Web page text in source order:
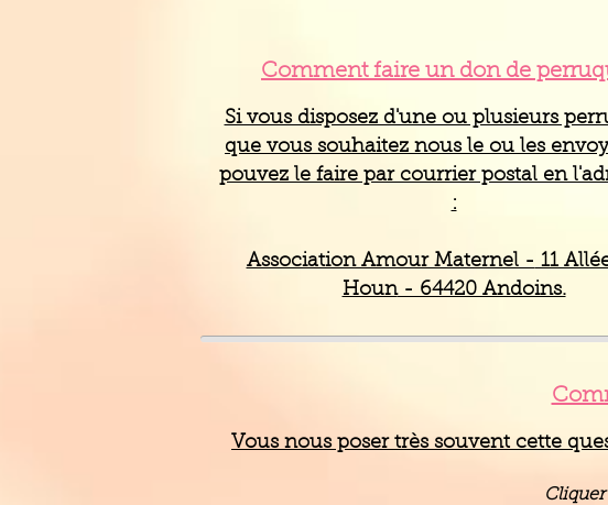
Comment faire un don de
Si vous disposez d'une ou plusieurs
que vous souhaitez nous le ou les
pouvez le faire par courrier postal en
:
Association Amour Maternel - 11
Houn- 64420 Andoins.
Vous nous poser très souvent cette